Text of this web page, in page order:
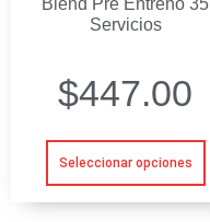
Servicios
$447.00
Seleccionar opciones